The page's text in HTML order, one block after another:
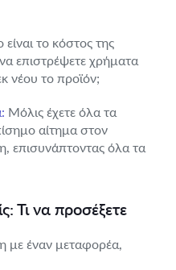
είναι το κόστος της
επιστρέψετε χρήματα
νέου το προϊόν;
Μόλις έχετε όλα τα
αίτημα στον
επισυνάπτοντας όλα τα
Τι να προσέξετε
με έναν μεταφορέα,